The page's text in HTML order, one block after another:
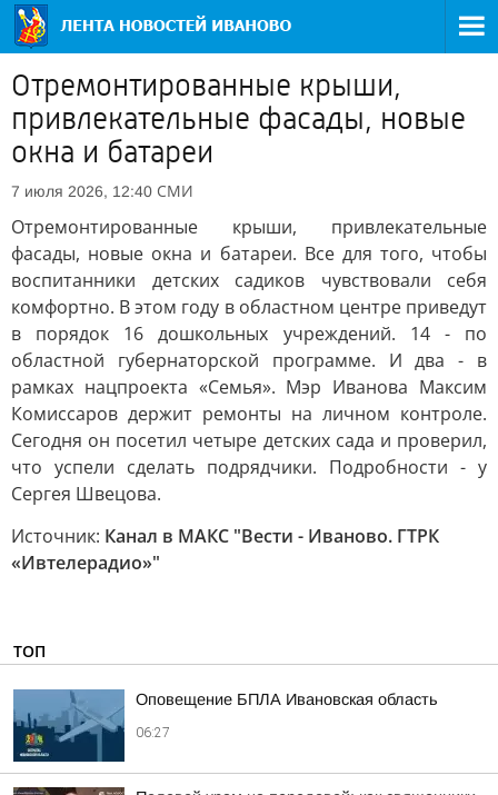
Отремонтированные крыши,
привлекательные фасады, новые
окна и батареи
7 июля 2026, 12:40 СМИ
Отремонтированные крыши, привлекательные
фасады, новые окна и батареи. Все для того, чтобы
воспитанники детских садиков чувствовали себя
комфортно. В этом году в областном центре приведут
в порядок 16 дошкольных учреждений. 14 - по
областной губернаторской программе. И два - в
рамках нацпроекта «Семья». Мэр Иванова Максим
Комиссаров держит ремонты на личном контроле.
Сегодня он посетил четыре детских сада и проверил,
что успели сделать подрядчики. Подробности - у
Сергея Швецова.
Источник: Канал в МАКС "Вести - Иваново. ГТРК
«Ивтелерадио»"
ТОП
Оповещение БПЛА Ивановская область
06:27